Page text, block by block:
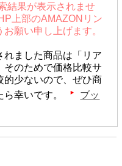
結果が表示されませ
上部のAMAZONリン
願い申し上げます。
ました商品は「リア
そのためで価格比較サ
的少ないので、ぜひ商
幸いです。
ブッ